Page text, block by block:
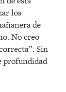
los
de
No creo
Sin
profundidad